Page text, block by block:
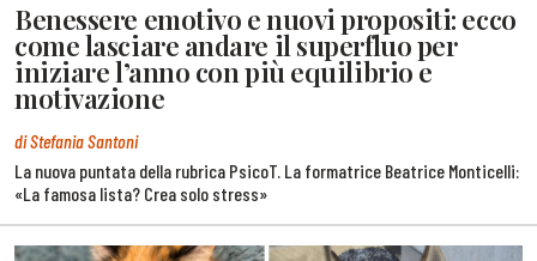
Benessere emotivo e nuovi propositi: ecco
come lasciare andare il superfluo per
iniziare l’anno con più equilibrio e
motivazione
di Stefania Santoni
La nuova puntata della rubrica PsicoT. La formatrice Beatrice Monticelli:
«La famosa lista? Crea solo stress»